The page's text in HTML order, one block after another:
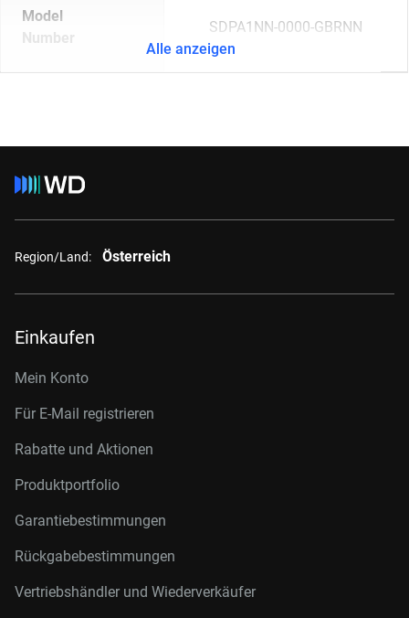
Model
Number
SDPA1NN-0000-GBRNN
Alle anzeigen
Region/Land: Österreich
Einkaufen
Mein Konto
Für E-Mail registrieren
Rabatte und Aktionen
Produktportfolio
Garantiebestimmungen
Rückgabebestimmungen
Vertriebshändler und Wiederverkäufer